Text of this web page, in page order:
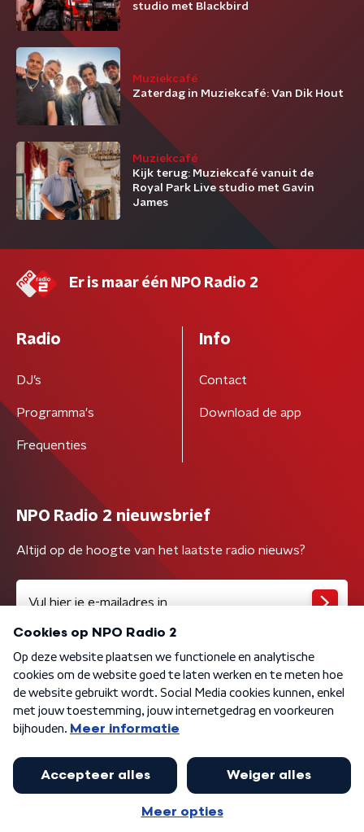
studio met Blackbird
Muziekcafé
Zaterdag in Muziekcafé: Van Dik Hout
Muziekcafé
Kijk terug: Muziekcafé vanuit de
Royal Park Live studio met Gavin
James
Er is maar één NPO Radio 2
Radio
DJ’s
Programma's
Frequenties
Info
Contact
Download de app
NPO Radio 2 nieuwsbrief
Altijd op de hoogte van het laatste radio nieuws?
Algemene voorwaarden